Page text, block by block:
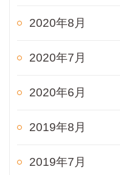
2020年8月
2020年7月
2020年6月
2019年8月
2019年7月